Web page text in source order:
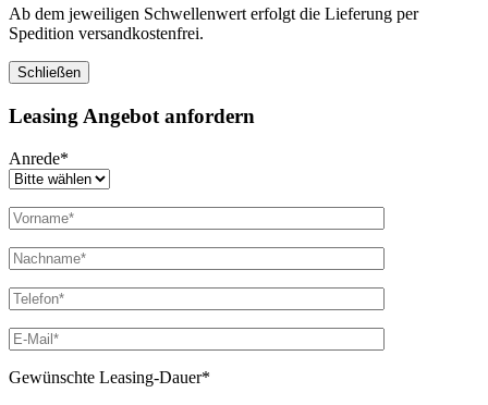
Ab dem jeweiligen Schwellenwert erfolgt die Lieferung per
Spedition versandkostenfrei.
Schließen
Leasing Angebot anfordern
Anrede*
Gewünschte Leasing-Dauer*